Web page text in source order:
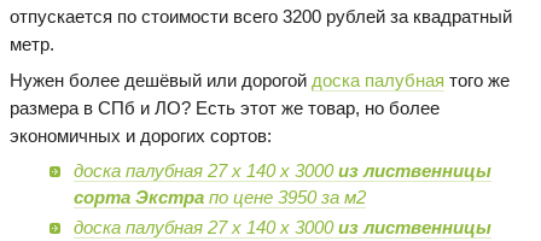
отпускается по стоимости всего 3200 рублей за квадратный
метр.
Нужен более дешёвый или дорогой доска палубная того же
размера в СПб и ЛО? Есть этот же товар, но более
экономичных и дорогих сортов:
доска палубная 27 х 140 х 3000из лиственницы
сорта Экстрапо цене 3950 за м2
доска палубная 27 х 140 х 3000из лиственницы